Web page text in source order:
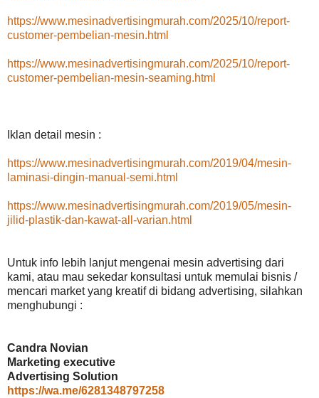
https://www.mesinadvertisingmurah.com/2025/10/report-
customer-pembelian-mesin.html
https://www.mesinadvertisingmurah.com/2025/10/report-
customer-pembelian-mesin-seaming.html
Iklan detail mesin :
https://www.mesinadvertisingmurah.com/2019/04/mesin-
laminasi-dingin-manual-semi.html
https://www.mesinadvertisingmurah.com/2019/05/mesin-
jilid-plastik-dan-kawat-all-varian.html
Untuk info lebih lanjut mengenai mesin advertising dari
kami, atau mau sekedar konsultasi untuk memulai bisnis /
mencari market yang kreatif di bidang advertising, silahkan
menghubungi :
Candra Novian
Marketing executive
Advertising Solution
https://wa.me/6281348797258